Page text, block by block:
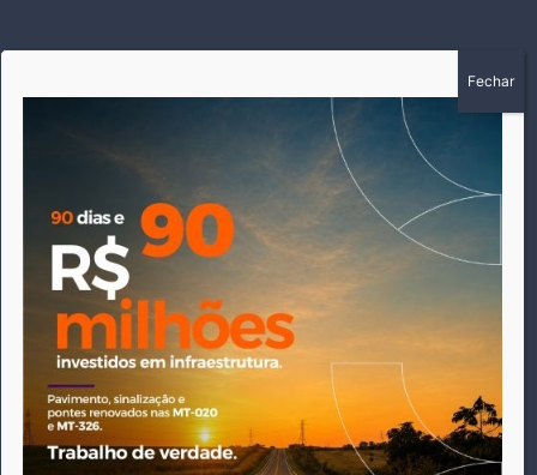
A história do Pioneiro inicia em fevereiro de 2005 em
Canarana - MT, na época, como um jornal impresso semanal,
que chegou a possuir mil assinantes. Durante 15 anos, foram
publicadas 691 edições que narraram os acontecimentos
políticos, policiais e cotidianos de Canarana e região. Fiel a sua
origem, pautado sempre pela busca incessante da
imparcialidade, faz jus a sua logo, com o característico "avião
da praça" de Canarana, sendo o símbolo do
comprometimento deste veículo de comunicação com o
relato dos fatos neste município. Em 06 de dezembro de 2019
circulou a última edição impressa do jornal, que desde então
tem veiculação exclusivamente online.